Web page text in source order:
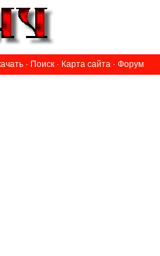
· Поиск · Карта сайта · Форум